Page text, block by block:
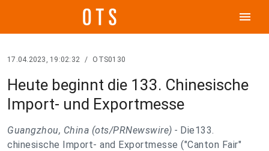
menu
17.04.2023, 19:02:32 / OTS0130
Heute beginnt die 133. Chinesische
Import- und Exportmesse
Guangzhou, China (ots/PRNewswire) - Die133.
chinesische Import- and Exportmesse ("Canton Fair"